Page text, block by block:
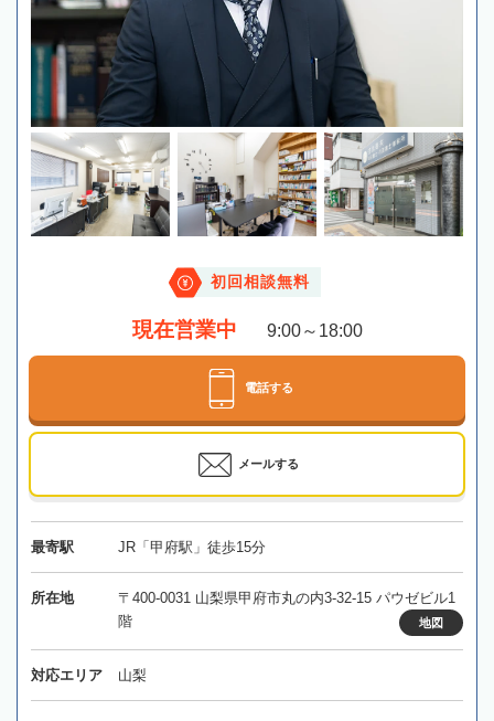
初回相談無料
現在営業中 9:00～18:00
電話する
メールする
最寄駅 JR「甲府駅」徒歩15分
所在地
〒400-0031 山梨県甲府市丸の内3-32-15 パウゼビル1
階
地図
対応エリア 山梨